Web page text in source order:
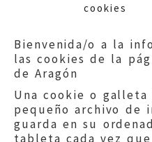
cookies
Bienvenida/o a la
las cookies de la
de Aragón
Una cookie o
pequeño archivo de
guarda en su
tableta cada vez